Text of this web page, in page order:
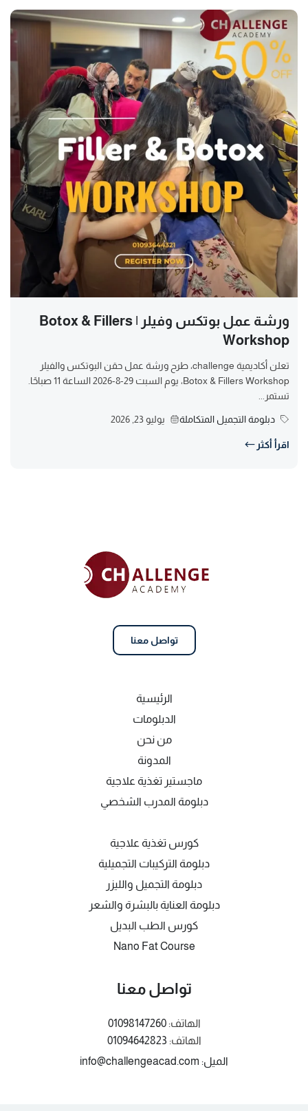
ورشة عمل بوتكس وفيلر | Botox & Fillers
Workshop
تعلن أكاديمية challenge، طرح ورشة عمل حقن البوتكس والفيلر
Botox & Fillers Workshop، يوم السبت 29-8-2026 الساعة 11 صباحًا.
تستمر...
دبلومة التجميل المتكاملة يوليو 23, 2026
اقرأ أكثر
تواصل معنا
الرئيسية
الدبلومات
من نحن
المدونة
ماجستير تغذية علاجية
دبلومة المدرب الشخصي
كورس تغذية علاجية
دبلومة التركيبات التجميلية
دبلومة التجميل والليزر
دبلومة العناية بالبشرة والشعر
كورس الطب البديل
Nano Fat Course
تواصل معنا
الهاتف:01098147260
الهاتف: 01094642823
الميل: info@challengeacad.com